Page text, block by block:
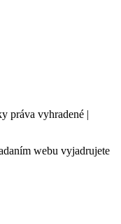
práva vyhradené |
webu vyjadrujete